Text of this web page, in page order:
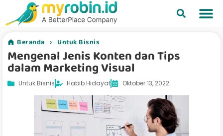
Beranda › Untuk Bisnis
Mengenal Jenis Konten dan Tips
dalam Marketing Visual
Untuk Bisnis Habib Hidayat Oktober 13, 2022